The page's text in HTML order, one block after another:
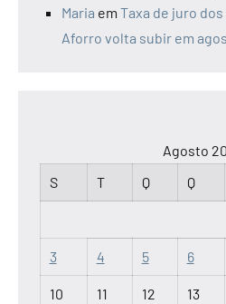
Maria em Taxa de juro
Aforro volta subir em
Agosto
S
T Q Q
3 4 5 6
10 11 12 13